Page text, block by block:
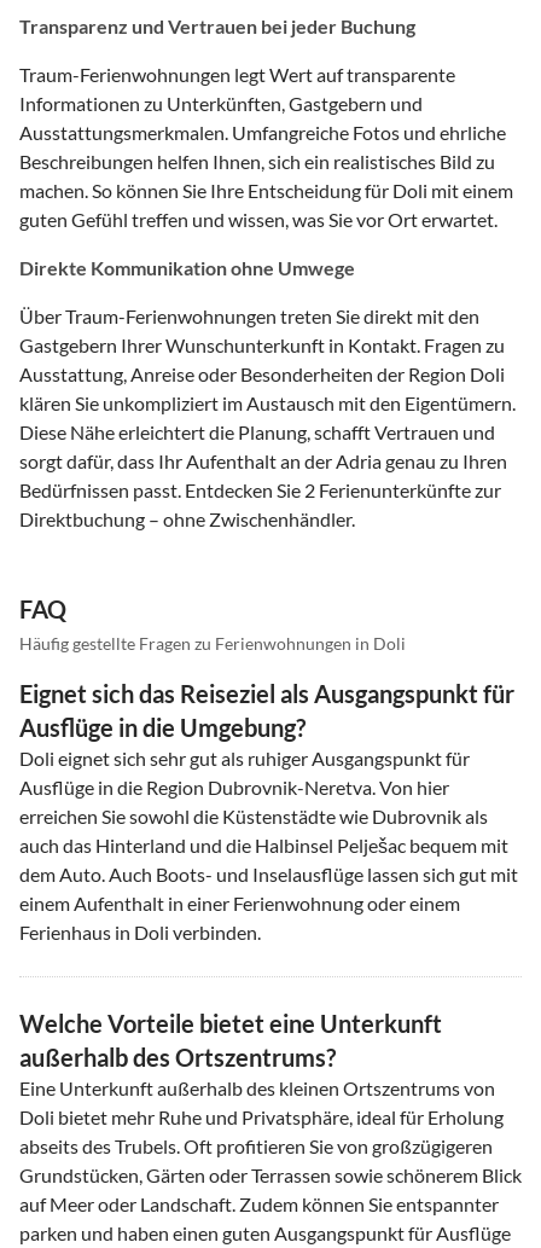
Transparenz und Vertrauen bei jeder Buchung
Traum-Ferienwohnungen legt Wert auf transparente
Informationen zu Unterkünften, Gastgebern und
Ausstattungsmerkmalen. Umfangreiche Fotos und ehrliche
Beschreibungen helfen Ihnen, sich ein realistisches Bild zu
machen. So können Sie Ihre Entscheidung für Doli mit einem
guten Gefühl treffen und wissen, was Sie vor Ort erwartet.
Direkte Kommunikation ohne Umwege
Über Traum-Ferienwohnungen treten Sie direkt mit den
Gastgebern Ihrer Wunschunterkunft in Kontakt. Fragen zu
Ausstattung, Anreise oder Besonderheiten der Region Doli
klären Sie unkompliziert im Austausch mit den Eigentümern.
Diese Nähe erleichtert die Planung, schafft Vertrauen und
sorgt dafür, dass Ihr Aufenthalt an der Adria genau zu Ihren
Bedürfnissen passt. Entdecken Sie 2 Ferienunterkünfte zur
Direktbuchung – ohne Zwischenhändler.
FAQ
Häufig gestellte Fragen zu Ferienwohnungen in Doli
Eignet sich das Reiseziel als Ausgangspunkt für
Ausflüge in die Umgebung?
Doli eignet sich sehr gut als ruhiger Ausgangspunkt für
Ausflüge in die Region Dubrovnik-Neretva. Von hier
erreichen Sie sowohl die Küstenstädte wie Dubrovnik als
auch das Hinterland und die Halbinsel Pelješac bequem mit
dem Auto. Auch Boots- und Inselausflüge lassen sich gut mit
einem Aufenthalt in einer Ferienwohnung oder einem
Ferienhaus in Doli verbinden.
Welche Vorteile bietet eine Unterkunft
außerhalb des Ortszentrums?
Eine Unterkunft außerhalb des kleinen Ortszentrums von
Doli bietet mehr Ruhe und Privatsphäre, ideal für Erholung
abseits des Trubels. Oft profitieren Sie von großzügigeren
Grundstücken, Gärten oder Terrassen sowie schönerem Blick
auf Meer oder Landschaft. Zudem können Sie entspannter
parken und haben einen guten Ausgangspunkt für Ausflüge